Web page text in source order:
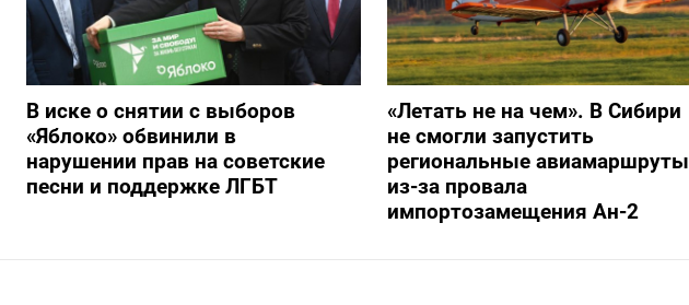
В иске о снятии с выборов
«Яблоко» обвинили в
нарушении прав на советские
песни и поддержке ЛГБТ
«Летать не на чем». В Сибири
не смогли запустить
региональные авиамаршруты
из-за провала
импортозамещения Ан-2